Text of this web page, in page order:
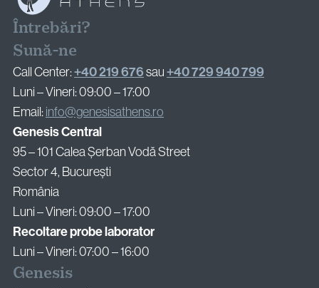
Întrebări?
Sună-ne
Call Center:+40 219 676 sau +40 729 940 799
Luni – Vineri: 09:00 – 17:00
Email: info@genesisathens.ro
Genesis Central
95 – 101 Calea Șerban Vodă Street
Sector 4, București
România
Luni – Vineri: 09:00 – 17:00
Recoltare probe laborator
Luni – Vineri: 07:00 – 16:00
Genesis